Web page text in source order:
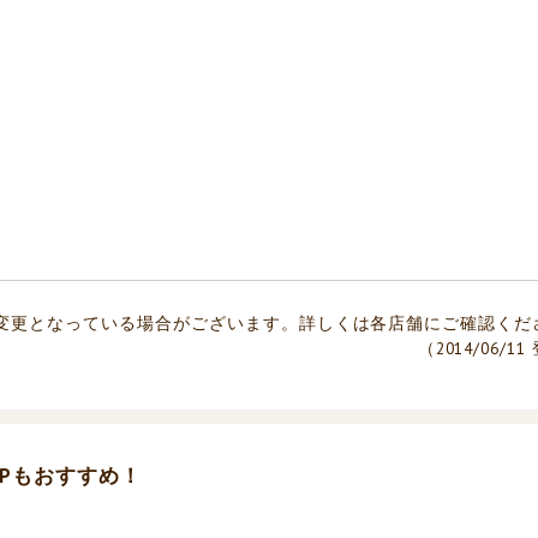
更となっている場合がございます。詳しくは各店舗にご確認くだ
（2014/06/11
おすすめ！